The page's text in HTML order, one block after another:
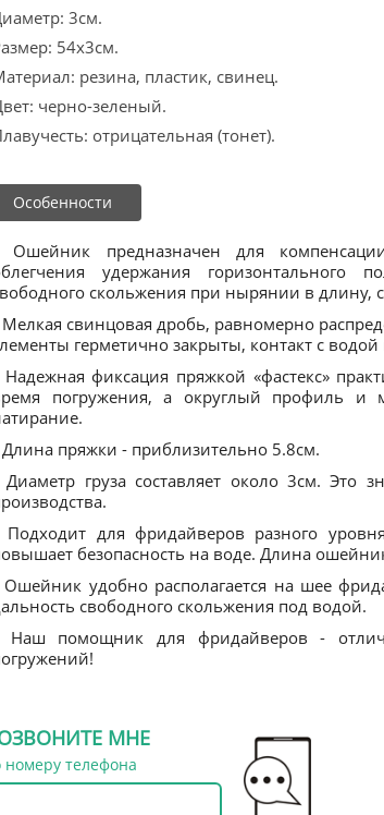
3см.
54х3см.
резина, пластик, свинец.
черно-зеленый.
отрицательная (тонет).
Особенности
Ошейник предназначен для
удержания горизонтального
скольжения при нырянии в длину,
Мелкая свинцовая дробь, равномерно
герметично закрыты, контакт с
Надежная фиксация пряжкой «фастекс»
погружения, а округлый профиль и
Длина пряжки - приблизительно 5.8см.
Диаметр груза составляет около 3см. Это
Подходит для фридайверов разного
безопасность на воде. Длина
Ошейник удобно располагается на шее
свободного скольжения под водой.
Наш помощник для фридайверов -
МНЕ
номеру телефона